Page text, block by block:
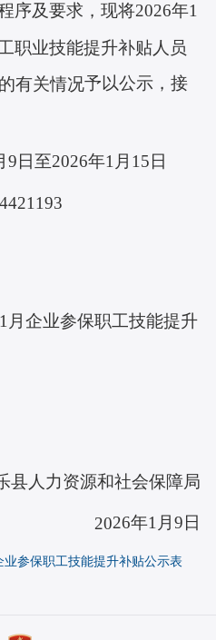
序及要求，现将2026年1
职业技能提升补贴人员
有关情况予以公示，接
9 日至2026年1 月 15日
－4421193
1月企业参保职工技能提升
县人力资源和社会保障局
2026年1 月9日
业参保职工技能提升补贴公示表